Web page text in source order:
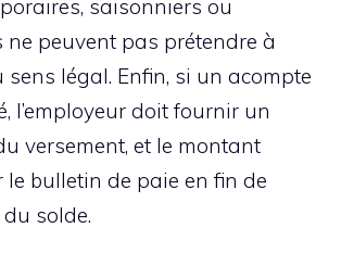
saisonniers ou
ne peuvent pas prétendre à
sens légal. Enfin, si un acompte
l’employeur doit fournir un
versement, et le montant
bulletin de paie en fin de
solde.